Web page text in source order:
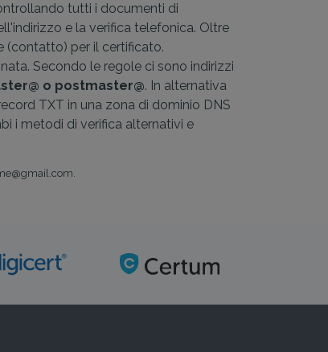
tutti i documenti di
e la verifica telefonica. Oltre
(contatto) per il certificato.
Secondo le regole ci sono indirizzi
o postmaster@. In alternativa
TXT in una zona di dominio DNS
i metodi di verifica alternativi e